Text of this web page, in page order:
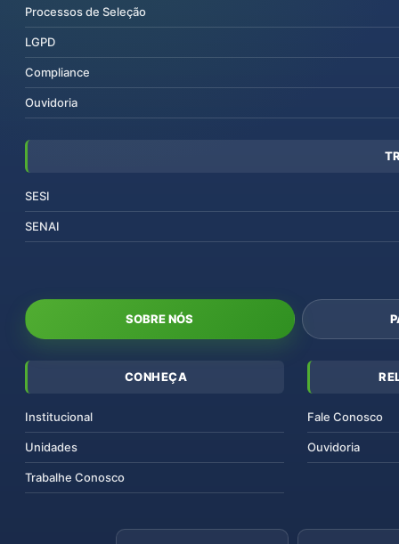
Processos de Seleção
LGPD
Compliance
Ouvidoria
SESI
SENAI
SOBRE NÓS
CONHEÇA
Institucional
Unidades
Trabalhe Conosco
Fale Conosco
Ouvidoria